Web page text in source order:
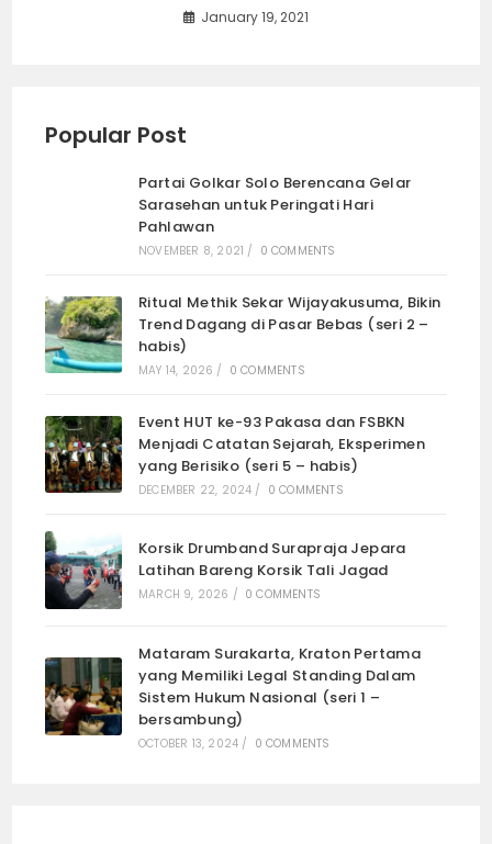
January 19, 2021
Popular Post
Partai Golkar Solo Berencana Gelar
Sarasehan untuk Peringati Hari
Pahlawan
NOVEMBER 8, 2021 / 0 COMMENTS
Ritual Methik Sekar Wijayakusuma, Bikin
Trend Dagang di Pasar Bebas (seri 2 –
habis)
MAY 14, 2026 / 0 COMMENTS
Event HUT ke-93 Pakasa dan FSBKN
Menjadi Catatan Sejarah, Eksperimen
yang Berisiko (seri 5 – habis)
DECEMBER 22, 2024 / 0 COMMENTS
Korsik Drumband Surapraja Jepara
Latihan Bareng Korsik Tali Jagad
MARCH 9, 2026 / 0 COMMENTS
Mataram Surakarta, Kraton Pertama
yang Memiliki Legal Standing Dalam
Sistem Hukum Nasional (seri 1 –
bersambung)
OCTOBER 13, 2024 / 0 COMMENTS